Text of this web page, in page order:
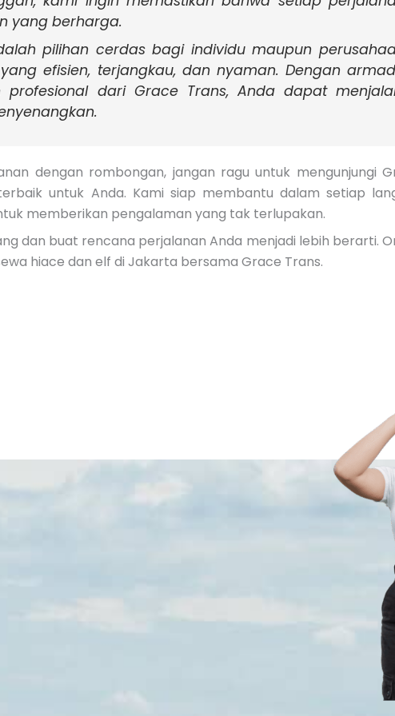
yang berharga.
pilihan cerdas bagi individu maupun
efisien, terjangkau, dan nyaman. Dengan
dari Grace Trans, Anda dapat
dengan rombongan, jangan ragu untuk mengunjungi
untuk Anda. Kami siap membantu dalam setiap
memberikan pengalaman yang tak terlupakan.
dan buat rencana perjalanan Anda menjadi lebih berarti.
hiace dan elf di Jakarta bersama Grace Trans.